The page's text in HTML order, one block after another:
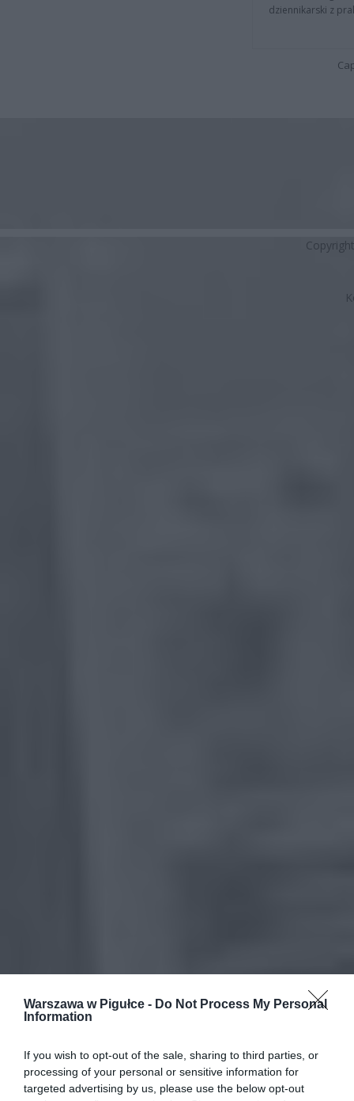
Warszawa w Pigułce - Do Not Process My Personal
Information
If you wish to opt-out of the sale, sharing to third parties, or
processing of your personal or sensitive information for
targeted advertising by us, please use the below opt-out
dziennikarski z